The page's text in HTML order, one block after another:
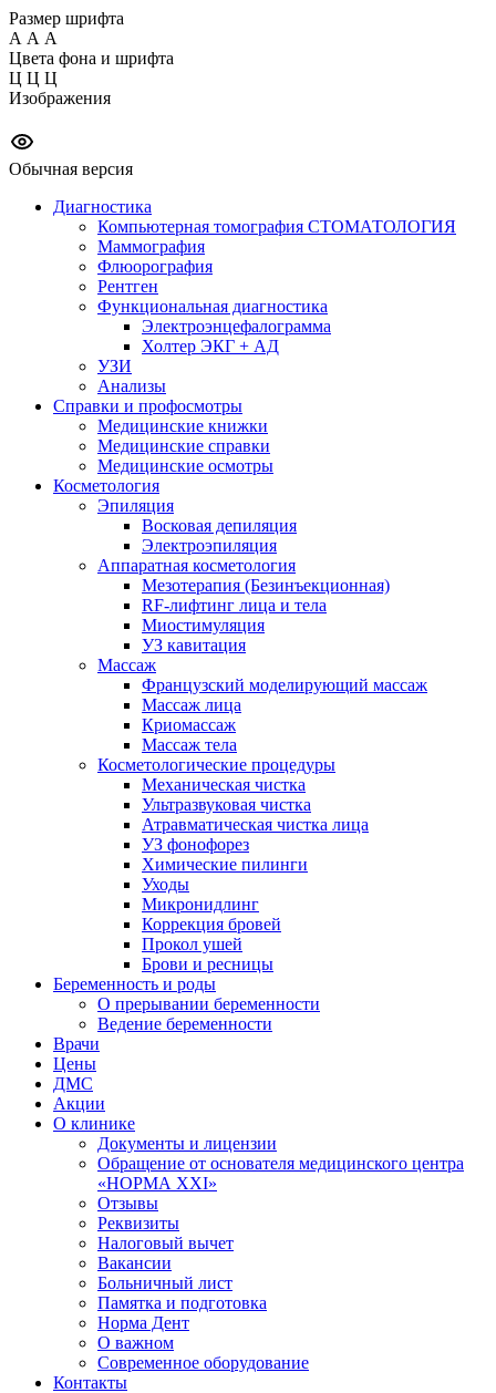
Размер шрифта
А А А
Цвета фона и шрифта
Ц Ц Ц
Изображения
Обычная версия
Диагностика
Компьютерная томография СТОМАТОЛОГИЯ
Маммография
Флюорография
Рентген
Функциональная диагностика
Электроэнцефалограмма
Холтер ЭКГ + АД
УЗИ
Анализы
Справки и профосмотры
Медицинские книжки
Медицинские справки
Медицинские осмотры
Косметология
Эпиляция
Восковая депиляция
Электроэпиляция
Аппаратная косметология
Мезотерапия (Безинъекционная)
RF-лифтинг лица и тела
Миостимуляция
УЗ кавитация
Массаж
Французский моделирующий массаж
Массаж лица
Криомассаж
Массаж тела
Косметологические процедуры
Механическая чистка
Ультразвуковая чистка
Атравматическая чистка лица
УЗ фонофорез
Химические пилинги
Уходы
Микронидлинг
Коррекция бровей
Прокол ушей
Брови и ресницы
Беременность и роды
О прерывании беременности
Ведение беременности
Врачи
Цены
ДМС
Акции
О клинике
Документы и лицензии
Обращение от основателя медицинского центра
«НОРМА ХХI»
Отзывы
Реквизиты
Налоговый вычет
Вакансии
Больничный лист
Памятка и подготовка
Норма Дент
О важном
Современное оборудование
Контакты